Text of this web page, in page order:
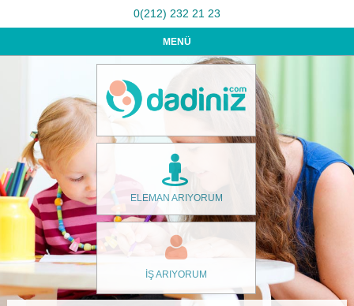
0(212) 232 21 23
MENÜ
ELEMAN ARIYORUM
İŞ ARIYORUM